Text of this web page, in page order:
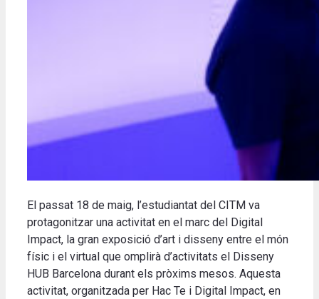
El passat 18 de maig, l’estudiantat del CITM va
protagonitzar una activitat en el marc del Digital
Impact, la gran exposició d’art i disseny entre el món
físic i el virtual que omplirà d’activitats el Disseny
HUB Barcelona durant els pròxims mesos. Aquesta
activitat, organitzada per Hac Te i Digital Impact, en